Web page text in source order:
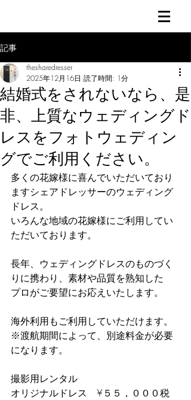
記事
結婚式をされないなら、是
非、上質なウェディングド
レスをフォトウェディン
グでご利用ください。
thesharedresser
2025年12月16日 読了時間: 1分
多くの花嫁様に喜んでいただいており
ますシェアドレッサーのウェディング
ドレス。
いろんな地域の花嫁様にご利用してい
ただいております。
長年、ウェディングドレスのものづく
りに携わり、素材や品質を熟知した
プロがご要望にお応えいたします。
海外利用もご利用していただけます。
※渡航期間によって、別途料金が必要
になります。
撮影用レンタル
オリジナルドレス　¥５５，０００税